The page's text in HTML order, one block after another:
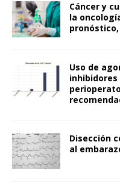
Cáncer y
la
Uso de
inhibidores
Disección
al